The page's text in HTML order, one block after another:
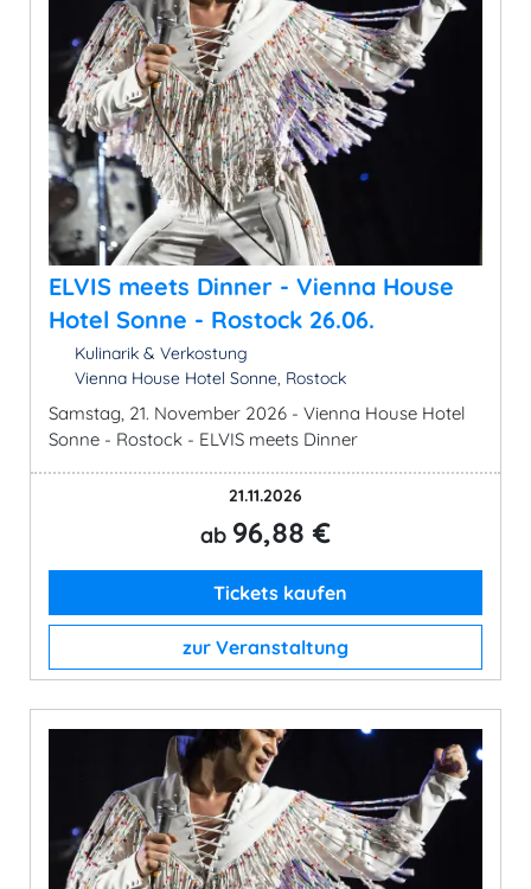
ELVIS meets Dinner - Vienna House
Hotel Sonne - Rostock 26.06.
Kulinarik & Verkostung
Vienna House Hotel Sonne, Rostock
Samstag, 21. November 2026 - Vienna House Hotel
Sonne - Rostock - ELVIS meets Dinner
21.11.2026
ab 96,88 €
Tickets kaufen
zur Veranstaltung